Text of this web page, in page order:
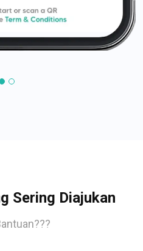
Sering Diajukan